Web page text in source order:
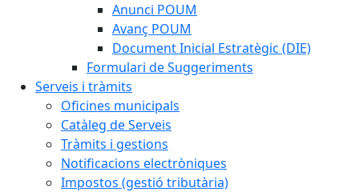
Anunci POUM
Avanç POUM
Document Inicial Estratègic (DIE)
Formulari de Suggeriments
Serveis i tràmits
Oficines municipals
Catàleg de Serveis
Tràmits i gestions
Notificacions electròniques
Impostos (gestió tributària)